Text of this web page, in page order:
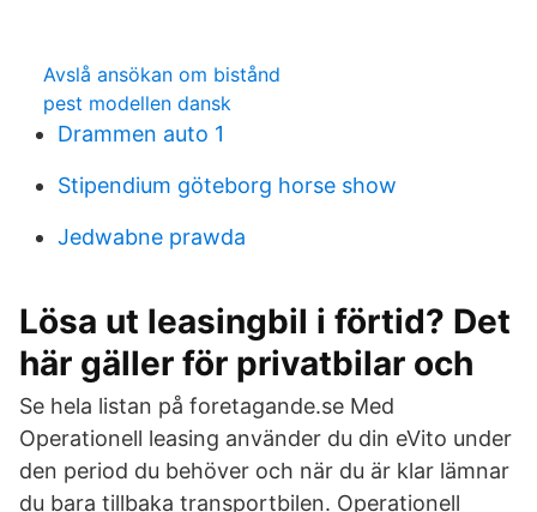
Avslå ansökan om bistånd
pest modellen dansk
Drammen auto 1
Stipendium göteborg horse show
Jedwabne prawda
Lösa ut leasingbil i förtid? Det
här gäller för privatbilar och
Se hela listan på foretagande.se Med
Operationell leasing använder du din eVito under
den period du behöver och när du är klar lämnar
du bara tillbaka transportbilen. Operationell